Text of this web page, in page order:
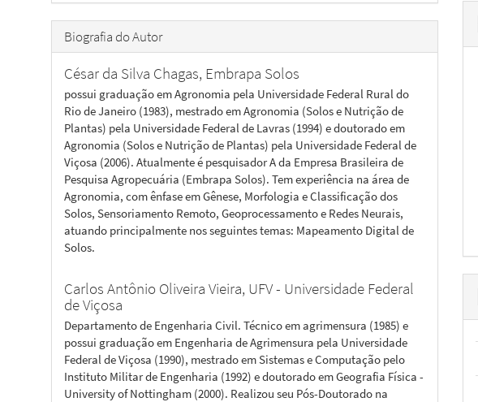
Biografia do Autor
César da Silva Chagas, Embrapa Solos
possui graduação em Agronomia pela Universidade Federal Rural do
Rio de Janeiro (1983), mestrado em Agronomia (Solos e Nutrição de
Plantas) pela Universidade Federal de Lavras (1994) e doutorado em
Agronomia (Solos e Nutrição de Plantas) pela Universidade Federal de
Viçosa (2006). Atualmente é pesquisador A da Empresa Brasileira de
Pesquisa Agropecuária (Embrapa Solos). Tem experiência na área de
Agronomia, com ênfase em Gênese, Morfologia e Classificação dos
Solos, Sensoriamento Remoto, Geoprocessamento e Redes Neurais,
atuando principalmente nos seguintes temas: Mapeamento Digital de
Solos.
Carlos Antônio Oliveira Vieira, UFV - Universidade Federal
de Viçosa
Departamento de Engenharia Civil. Técnico em agrimensura (1985) e
possui graduação em Engenharia de Agrimensura pela Universidade
Federal de Viçosa (1990), mestrado em Sistemas e Computação pelo
Instituto Militar de Engenharia (1992) e doutorado em Geografia Física -
University of Nottingham (2000). Realizou seu Pós-Doutorado na